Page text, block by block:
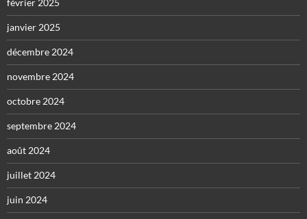
février 2025
janvier 2025
décembre 2024
novembre 2024
octobre 2024
septembre 2024
août 2024
juillet 2024
juin 2024